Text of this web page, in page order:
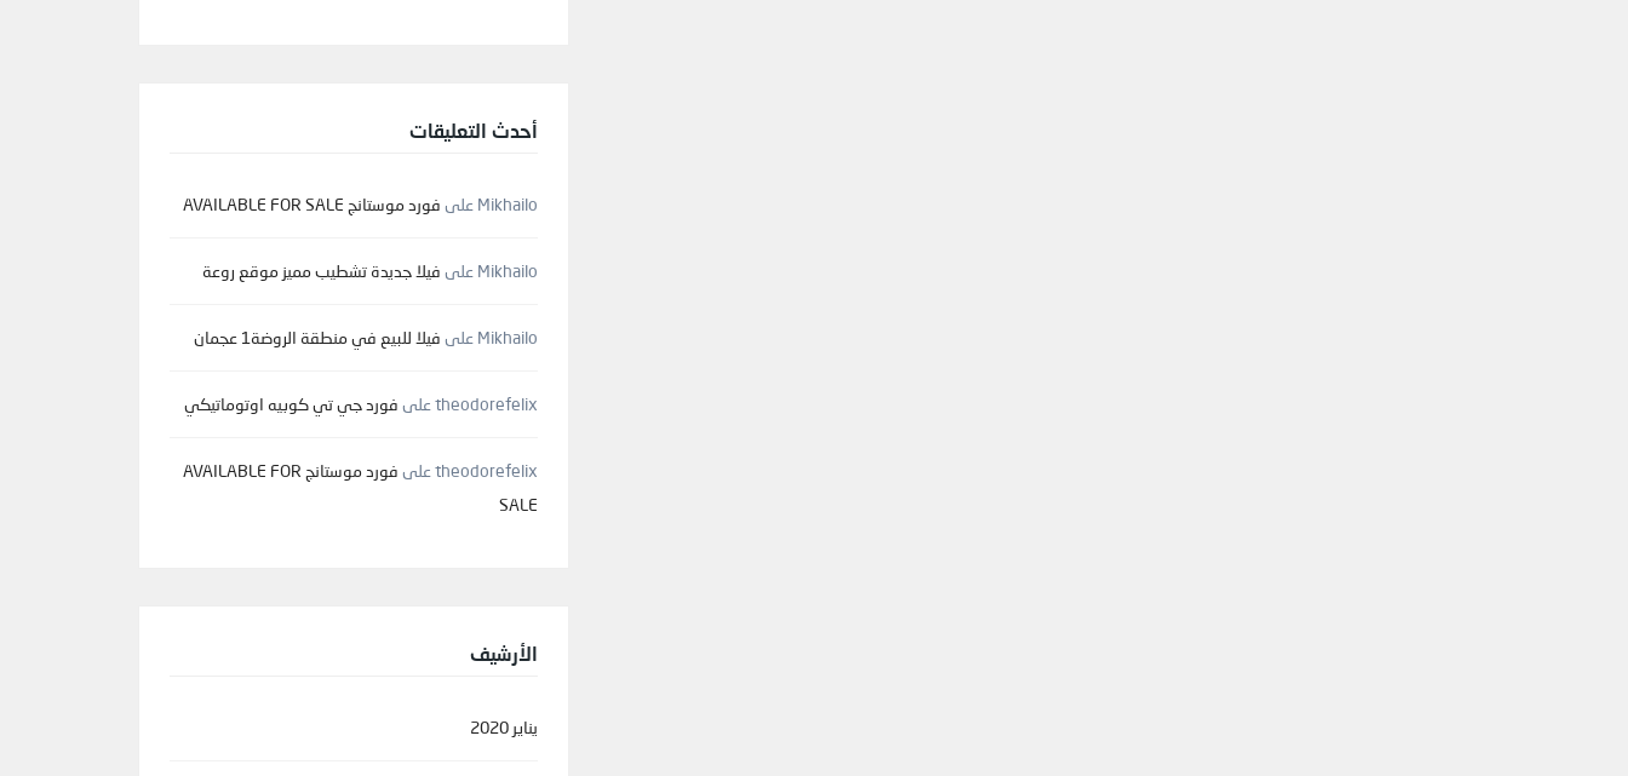
أحدث التعليقات
Mikhailo على فورد موستانج AVAILABLE FOR SALE
Mikhailo على فيلا جديدة تشطيب مميز موقع روعة
Mikhailo على فيلا للبيع في منطقة الروضة1 عجمان
theodorefelix على فورد جي تي كوبيه اوتوماتيكي
theodorefelix على
فورد موستانج AVAILABLE FOR
SALE
الأرشيف
يناير 2020